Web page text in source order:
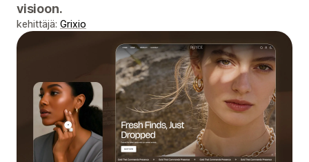
visioon.
kehittäjä: Grixio